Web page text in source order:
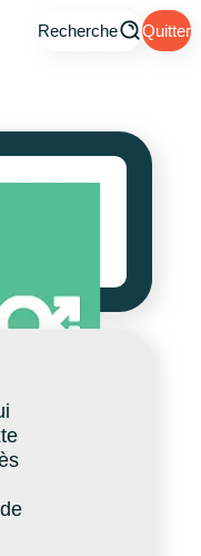
Recherche Quitter